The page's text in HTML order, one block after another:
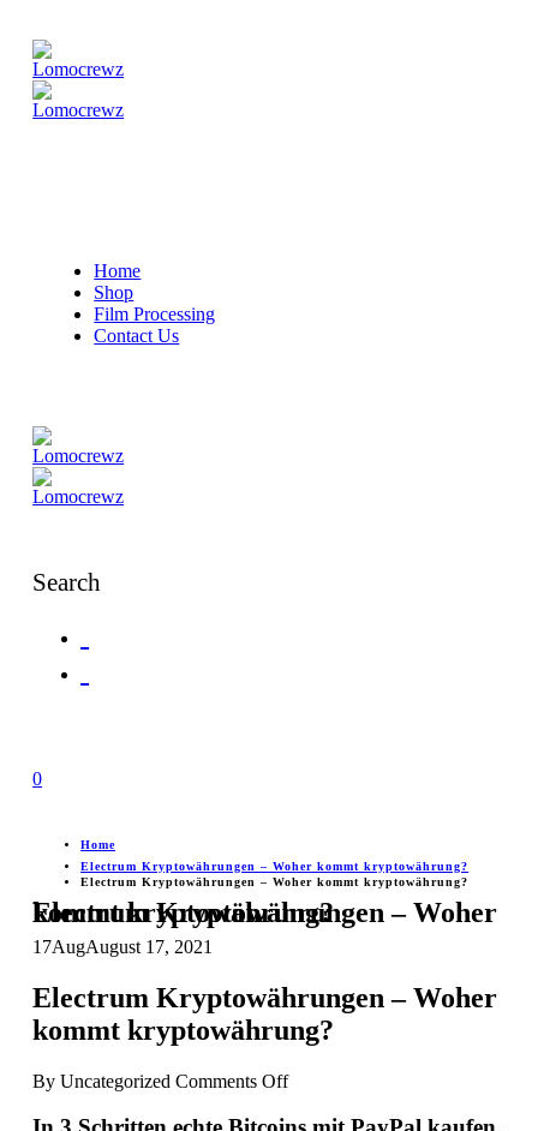
Home
Shop
Film Processing
Contact Us
Search
0
Home
Electrum Kryptowährungen – Woher kommt kryptowährung?
Electrum Kryptowährungen – Woher kommt kryptowährung?
Electrum Kryptowährungen – Woher kommt kryptowährung?
17AugAugust 17, 2021
Electrum Kryptowährungen – Woher
kommt kryptowährung?
By UncategorizedComments Offon
Kryptowährungen